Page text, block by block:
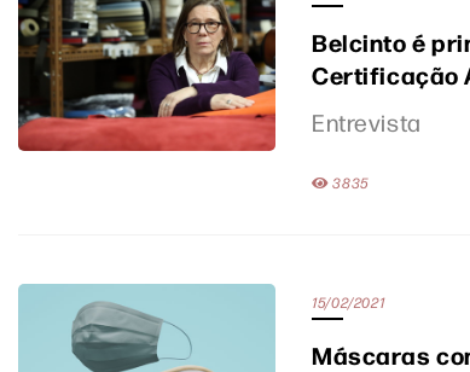
Belcinto é
Certificação
Entrevista
3835
15/02/2021
Máscaras